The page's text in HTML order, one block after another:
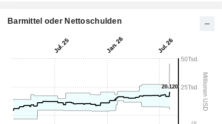
Barmittel oder Nettoschulden